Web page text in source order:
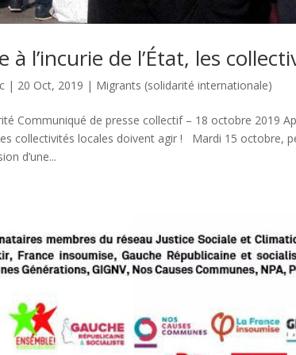
à l’incurie de l’État, les
| 20 Oct, 2019 | Migrants (solidarité internationale)
Communiqué de presse collectif – 18 octobre 2019
collectivités locales doivent agir ! Mardi 15 octobre,
d’une...